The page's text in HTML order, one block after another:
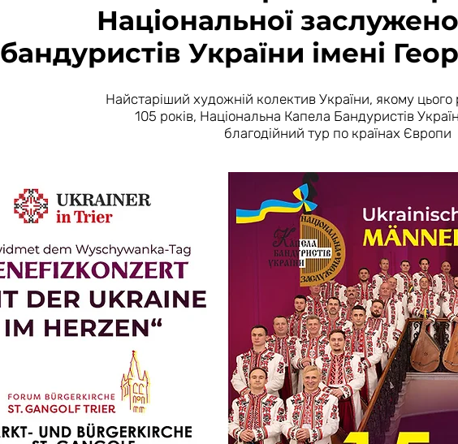
Національної
бандуристів України імені
Найстаріший художній колектив України, якому цього
105 років, Національна Капела Бандуристів
благодійний тур по країнах Європи